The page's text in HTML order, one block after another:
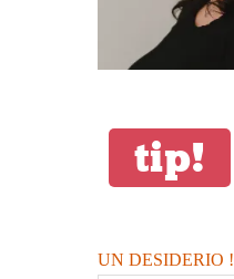
tip!
UN DESIDERIO !